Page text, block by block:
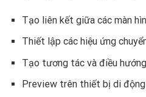
Tạo liên kết giữa các màn
Thiết lập các hiệu ứng
Tạo tương tác và điều hướng
Preview trên thiết bị di